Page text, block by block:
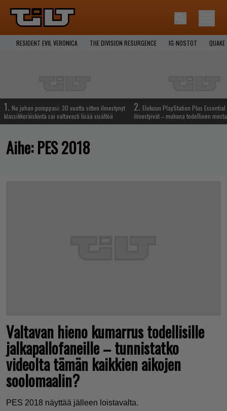
RESIDENT EVIL VERONICA THE DIVISION RESURGENCE IG-NOSTOT QUAKE
1. No johan pomppasi: 30 vuotta sitten ilmestynyt
klassikkoräiskintä sai valtavasti lisää sisältöä
2. Elokuun PlayStation Plus
ilmestyivät – mukana todellinen
Aihe:PES 2018
Valtavan hieno kumarrus todellisille
jalkapallofaneille – tunnistatko
videolta tämän kaikkien aikojen
soolomaalin?
PES 2018 näyttää jälleen loistavalta.